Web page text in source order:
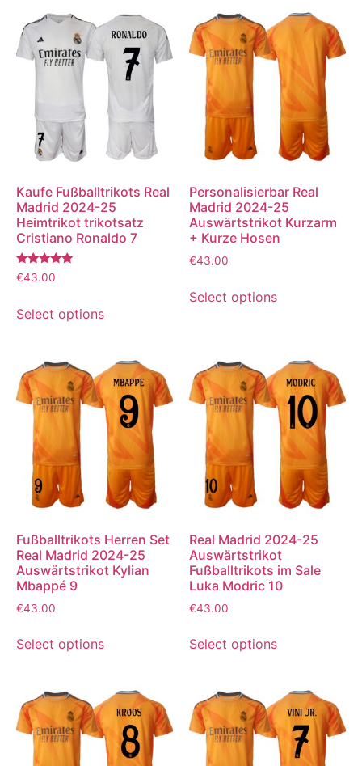
Kaufe Fußballtrikots Real
Madrid 2024-25
Heimtrikot trikotsatz
Cristiano Ronaldo 7
Bewertet
mit
€43.00
Select options
Personalisierbar Real
Madrid 2024-25
Auswärtstrikot Kurzarm
+ Kurze Hosen
€43.00
Select options
Fußballtrikots Herren Set
Real Madrid 2024-25
Auswärtstrikot Kylian
Mbappé 9
€43.00
Select options
Real Madrid 2024-25
Auswärtstrikot
Fußballtrikots im Sale
Luka Modric 10
€43.00
Select options